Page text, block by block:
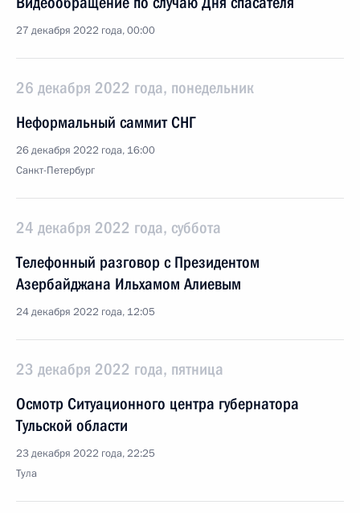
27 декабря 2022 года, 00:00
26 декабря 2022 года, понедельник
Неформальный саммит СНГ
26 декабря 2022 года, 16:00
Санкт-Петербург
24 декабря 2022 года, суббота
Телефонный разговор с Президентом
Азербайджана Ильхамом Алиевым
24 декабря 2022 года, 12:05
23 декабря 2022 года, пятница
Осмотр Ситуационного центра губернатора
Тульской области
23 декабря 2022 года, 22:25
Тула